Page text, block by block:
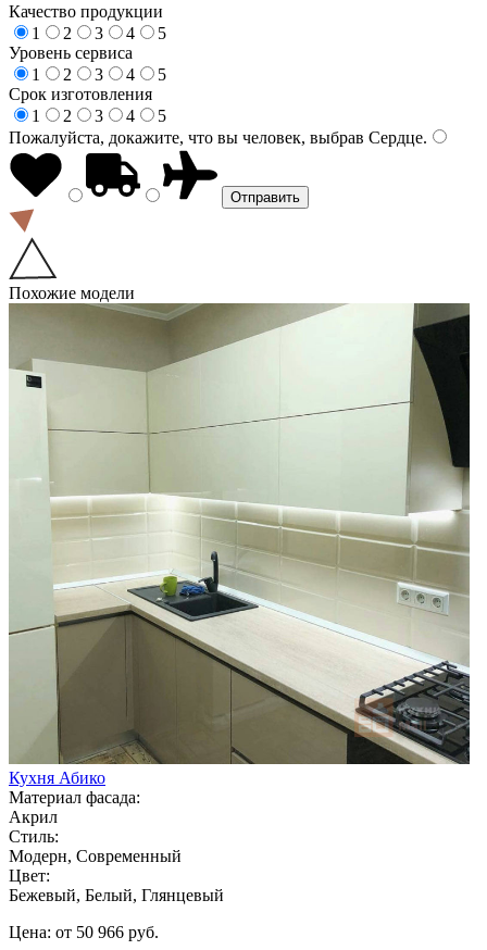
Качество продукции
1
2 3 4
5
Уровень сервиса
1
2 3 4
5
Срок изготовления
1
2 3 4
5
Пожалуйста, докажите, что вы человек, выбрав Сердце.
Похожие модели
Кухня Абико
Материал фасада:
Акрил
Стиль:
Модерн, Современный
Цвет:
Бежевый, Белый, Глянцевый
Цена: от 50 966 руб.